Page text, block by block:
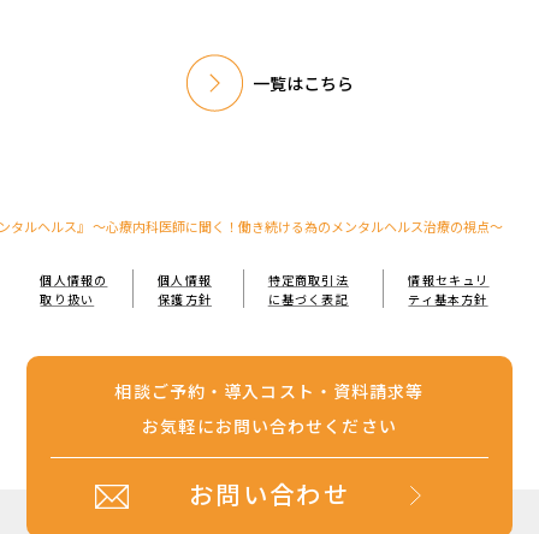
一覧はこちら
タルヘルス』 ～心療内科医師に聞く！働き続ける為のメンタルヘルス治療の視点～
個人情報の
取り扱い
個人情報
保護方針
特定商取引法
に基づく表記
情報セキュリ
ティ基本方針
相談ご予約・導入コスト・資料請求等
お気軽にお問い合わせください
お問い合わせ